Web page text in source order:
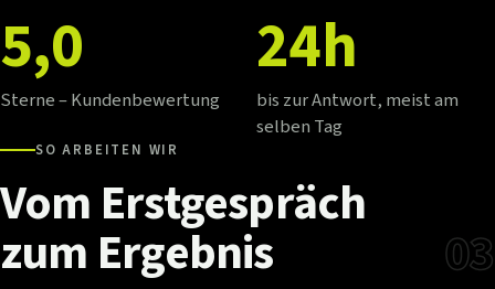
5,0
Sterne – Kundenbewertung
24h
bis zur Antwort, meist am
selben Tag
SO ARBEITEN WIR
Vom Erstgespräch
zum Ergebnis
03